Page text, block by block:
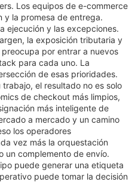
Los equipos de e-commerce
y la promesa de entrega.
ejecución y las excepciones.
la exposición tributaria y
por entrar a nuevos
para cada uno. La
de esas prioridades.
el resultado no es solo
de checkout más limpios,
más inteligente de
a mercado y un camino
los operadores
vez más la orquestación
un complemento de envío.
puede generar una etiqueta
puede tomar la decisión